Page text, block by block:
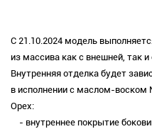
С 21.10.2024 модель
из массива как с внешней, так
Внутренняя отделка будет
в исполнении с маслом-воском
Орех:
- внутреннее покрытие